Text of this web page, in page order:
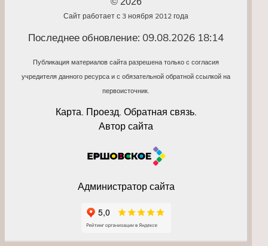
Сайт работает с 3 ноября 2012 года
Последнее обновление: 09.08.2026 18:14
Публикация материалов сайта разрешена только с согласия
учредителя данного ресурса и с обязательной обратной ссылкой на
первоисточник.
Карта. Проезд. Обратная связь.
Автор сайта
Администратор сайта